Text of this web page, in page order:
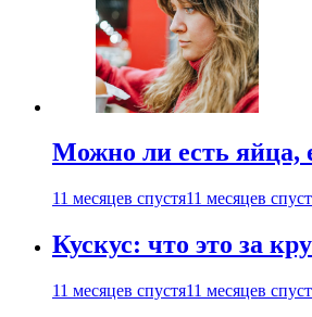
Можно ли есть яйца,
11 месяцев спустя11 месяцев
Кускус: что это за
11 месяцев спустя11 месяцев